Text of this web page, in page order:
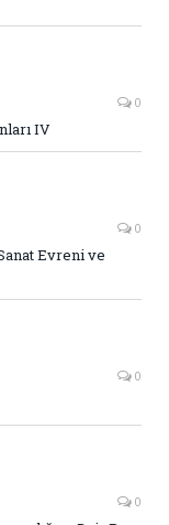
0
IV
0
Evreni ve
0
0